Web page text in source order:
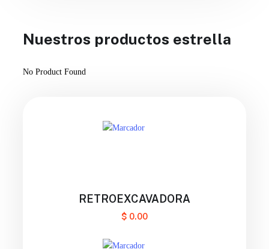
Nuestros productos estrella
No Product Found
RETROEXCAVADORA
$ 0.00